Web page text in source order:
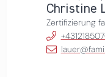
Christine
Zertifizierung